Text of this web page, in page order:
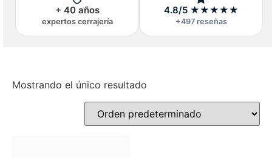
+ 40 años
expertos cerrajería
4.8/5 ★★★★★
+497 reseñas
Mostrando el único resultado